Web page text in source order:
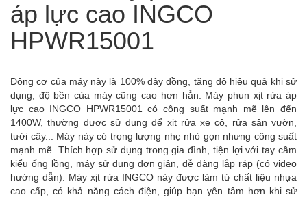
áp lực cao INGCO
HPWR15001
Động cơ của máy này là 100% dây đồng, tăng độ hiệu quả khi sử
dụng, độ bền của máy cũng cao hơn hẳn. Máy phun xịt rửa áp
lực cao INGCO HPWR15001 có công suất mạnh mẽ lên đến
1400W, thường được sử dụng để xịt rửa xe cộ, rửa sân vườn,
tưới cây... Máy này có trọng lượng nhẹ nhỏ gọn nhưng công suất
mạnh mẽ. Thích hợp sử dụng trong gia đình, tiện lợi với tay cầm
kiểu ống lồng, máy sử dụng đơn giản, dễ dàng lắp ráp (có video
hướng dẫn). Máy xịt rửa INGCO này được làm từ chất liệu nhựa
cao cấp, có khả năng cách điện, giúp bạn yên tâm hơn khi sử